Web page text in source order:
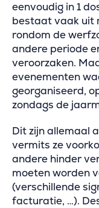
eenvoudig in 1
bestaat vaak uit
rondom de
andere periode
veroorzaken.
evenementen
georganiseerd,
zondags de
Dit zijn allemaal
vermits ze
andere hinder
moeten worden
(verschillende
facturatie, …).